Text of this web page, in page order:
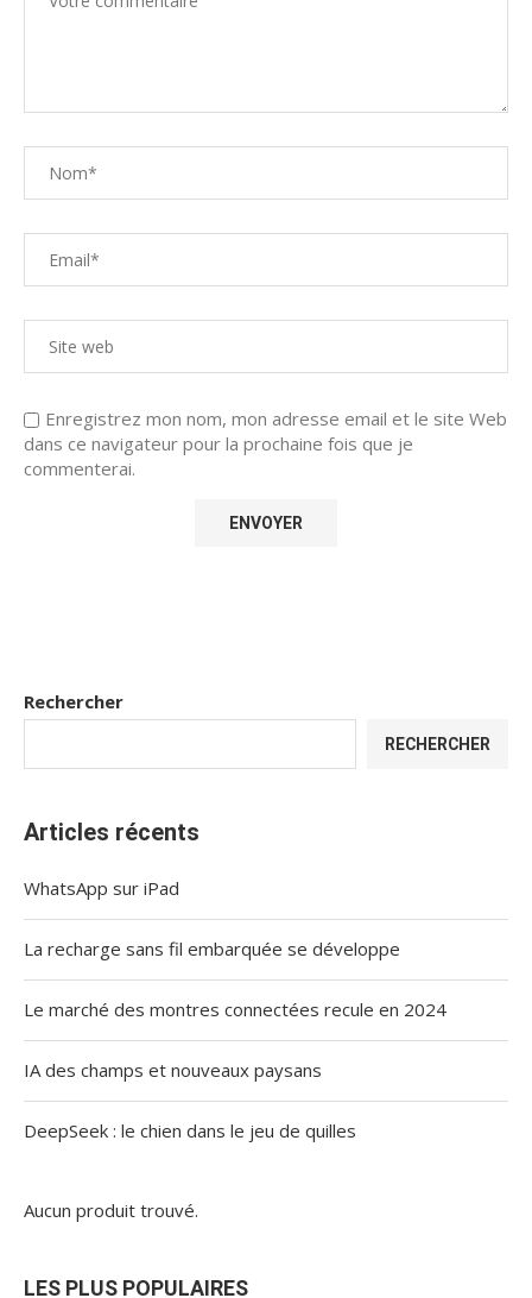
Enregistrez mon nom, mon adresse email et le site Web
dans ce navigateur pour la prochaine fois que je
commenterai.
Rechercher
RECHERCHER
Articles récents
WhatsApp sur iPad
La recharge sans fil embarquée se développe
Le marché des montres connectées recule en 2024
IA des champs et nouveaux paysans
DeepSeek : le chien dans le jeu de quilles
Aucun produit trouvé.
LES PLUS POPULAIRES